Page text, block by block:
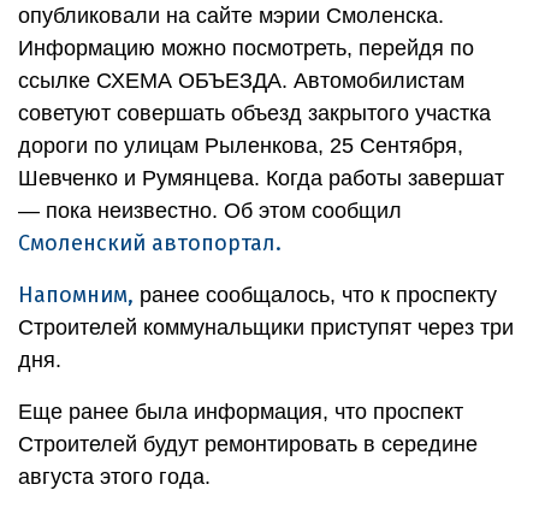
опубликовали на сайте мэрии Смоленска.
Информацию можно посмотреть, перейдя по
ссылке СХЕМА ОБЪЕЗДА. Автомобилистам
советуют совершать объезд закрытого участка
дороги по улицам Рыленкова, 25 Сентября,
Шевченко и Румянцева. Когда работы завершат
— пока неизвестно. Об этом сообщил
Смоленский автопортал.
Напомним, ранее сообщалось, что к проспекту
Строителей коммунальщики приступят через три
дня.
Еще ранее была информация, что проспект
Строителей будут ремонтировать в середине
августа этого года.